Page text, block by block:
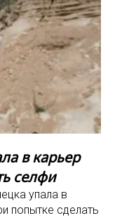
в карьер
селфи
упала в
попытке сделать